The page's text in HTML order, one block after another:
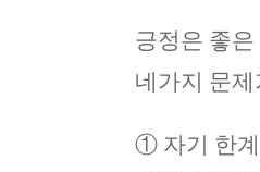
긍정은 좋
네가지 문제
① 자기 한계